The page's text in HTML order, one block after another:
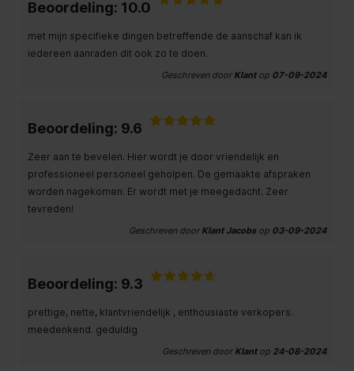
Beoordeling: 10.0
met mijn specifieke dingen betreffende de aanschaf kan ik
iedereen aanraden dit ook zo te doen.
Geschreven door Klantop 07-09-2024
Beoordeling: 9.6
Zeer aan te bevelen. Hier wordt je door vriendelijk en
professioneel personeel geholpen. De gemaakte afspraken
worden nagekomen. Er wordt met je meegedacht. Zeer
tevreden!
Geschreven door Klant Jacobsop 03-09-2024
Beoordeling: 9.3
prettige, nette, klantvriendelijk , enthousiaste verkopers.
meedenkend. geduldig
Geschreven door Klantop 24-08-2024